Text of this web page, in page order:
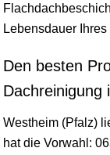
Lebensdauer
Den besten
Dachreinigung
Westheim (Pfalz)
hat die Vorwahl: